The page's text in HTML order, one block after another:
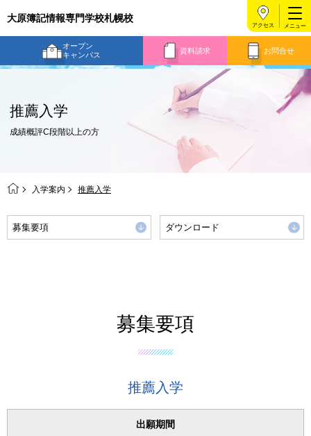
大原簿記情報専門学校札幌校
オープン
キャンパス
資料請求 お問合せ
アクセス
推薦入学
成績概評C段階以上の方
入学案内 推薦入学
募集要項 ダウンロード
募集要項
推薦入学
出願期間